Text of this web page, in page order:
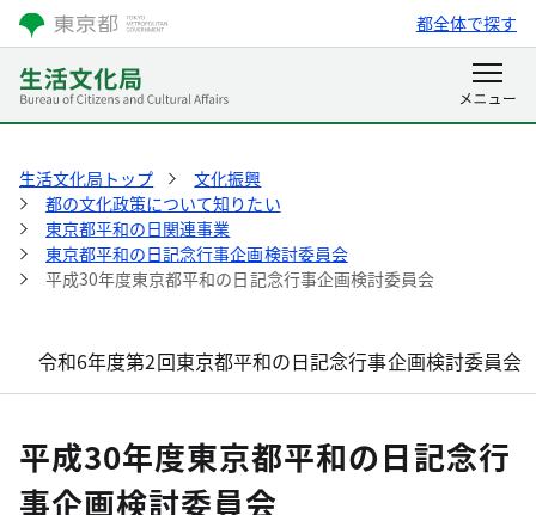
都全体で探す
生活文化局トップ
文化振興
都の文化政策について知りたい
東京都平和の日関連事業
東京都平和の日記念行事企画検討委員会
平成30年度東京都平和の日記念行事企画検討委員会
令和6年度第2回東京都平和の日記念行事企画検討委員会
平成30年度東京都平和の日記念行
事企画検討委員会